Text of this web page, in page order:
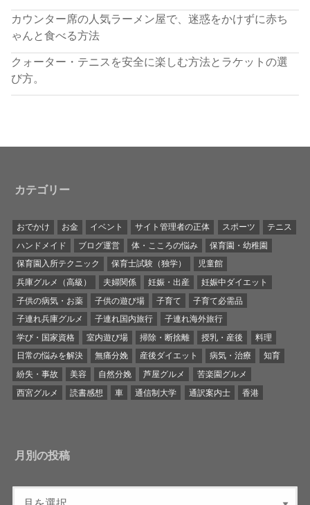
カウンター席の人気ラーメン屋で、迷惑をかけずに赤ち
ゃんと食べる方法
クォーター・テニスを安全に楽しむ方法とラケットの選
び方。
カテゴリー
おでかけ お金 イベント サイト管理者の正体 スポーツ
テニス
ハンドメイド
ブログ運営 体・こころの悩み
保育園・幼稚園
保育園入所テクニック
保育士試験（独学）
児童館
兵庫グルメ（高級）
夫婦関係 妊娠・出産
妊娠中ダイエット
子供の病気・お薬
子供の遊び場 子育て
子育て必需品
子連れ兵庫グルメ
子連れ国内旅行
子連れ海外旅行
学び・国家資格
室内遊び場 掃除・断捨離 授乳・産後
料理
日常の悩みを解決
無痛分娩 産後ダイエット 病気・治療
知育
紛失・事故
美容 自然分娩 芦屋グルメ
苦楽園グルメ
西宮グルメ
読書感想 車 通信制大学 通訳案内士 香港
月別の投稿